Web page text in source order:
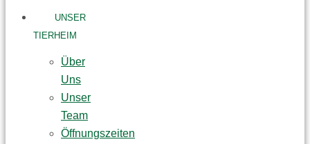
UNSER
TIERHEIM
Über
Uns
Unser
Team
Öffnungszeiten